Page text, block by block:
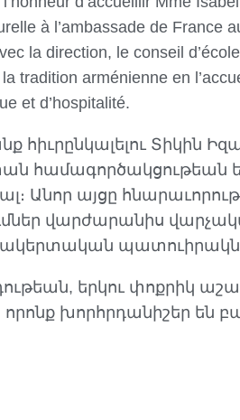
à l’ambassade de France
la direction, le conseil
tradition arménienne en
et d’hospitalité.
հիւրընկալելու Տիկին
համագործակցութեան
Անոր այցը
վարժարանիս
երկու փոքրիկ
որոնք խորհրդանիշեր են